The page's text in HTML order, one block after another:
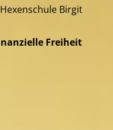
Birgit
Freiheit